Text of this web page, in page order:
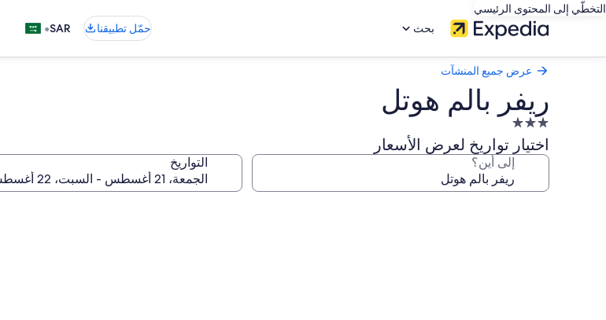
التخطّي إلى المحتوى الرئيسي
بحث
حمّل تطبيقنا SAR
•
عرض جميع المنشآت
ريفر بالم هوتل
منشأة
فندقية
مصنفة
3.0
اختيار تواريخ لعرض الأسعار
إلى أين؟ التواريخ